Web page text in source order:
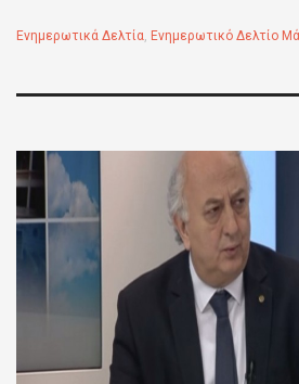
Ενημερωτικά Δελτία, Ενημερωτικό Δελτίο